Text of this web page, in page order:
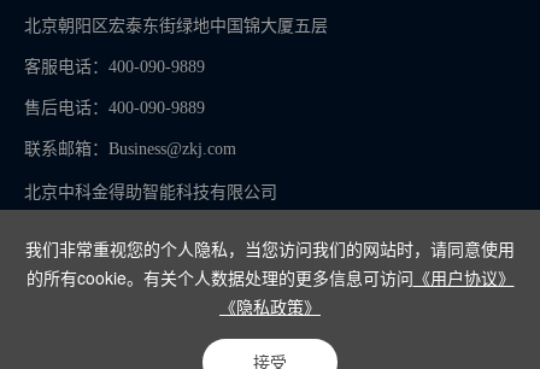
我们非常重视您的个人隐私，当您访问我们的网站时，请同意使用
的所有cookie。有关个人数据处理的更多信息可访问 《用户协议》
《隐私政策》
接受
北京朝阳区宏泰东街绿地中国锦大厦五层
客服电话：400-090-9889
售后电话：400-090-9889
联系邮箱： Business@zkj.com
北京中科金得助智能科技有限公司
京ICP备16065273号-9
Copyright © 2024